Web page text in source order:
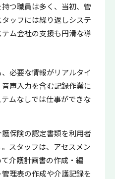
つ職員は多く、当初、管
ッフには繰り返しシステ
ム会社の支援も円滑な導
必要な情報がリアルタイ
声入力を含む記録作業に
ムなしでは仕事ができな
保険の認定書類を利用者
スタッフは、アセスメン
介護計画書の作成・編
理表の作成や介護記録を